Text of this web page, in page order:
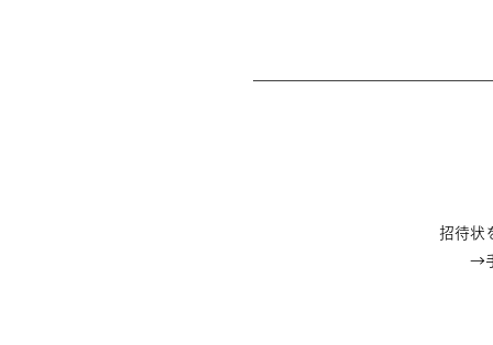
招待状
→